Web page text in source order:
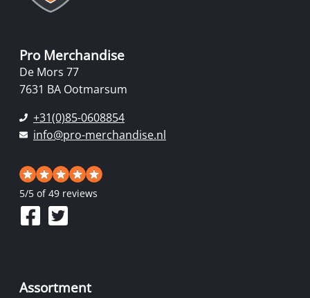
Pro Merchandise
De Mors 77
7631 BA Ootmarsum
+31(0)85-0608854
info@pro-merchandise.nl
5/5 of 49 reviews
Assortment